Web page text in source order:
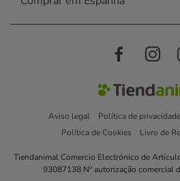
Aviso legal Política de privacidade
Política de Cookies
Livro de
Tiendanimal Comercio Electrónico de
93087138 Nº autorização comercial